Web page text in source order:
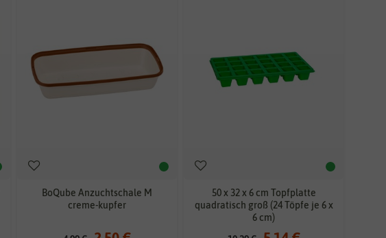
BoQube Anzuchtschale M
creme-kupfer
50 x 32 x 6 cm Topfplatte
quadratisch groß (24 Töpfe je 6 x
6 cm)